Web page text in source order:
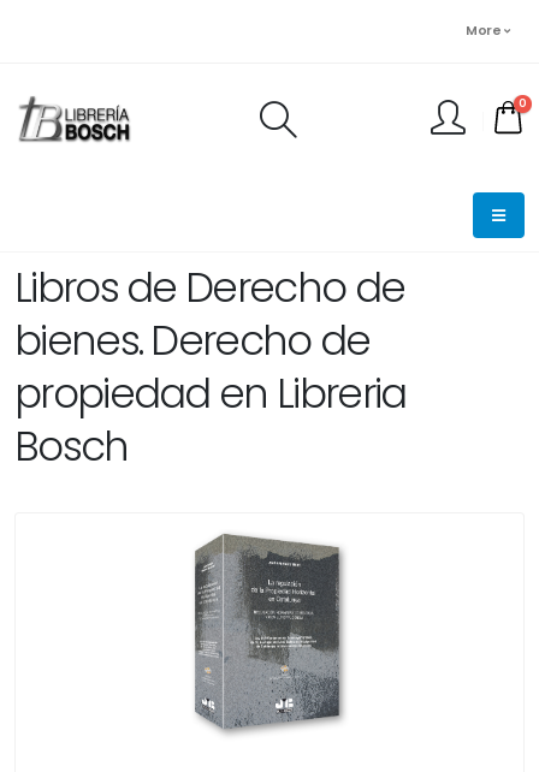
More
0
Libros de Derecho de
bienes. Derecho de
propiedad en Libreria
Bosch